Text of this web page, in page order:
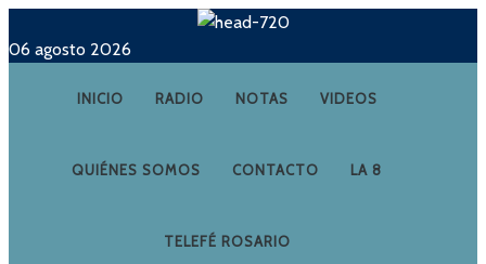
06 agosto 2026
INICIO RADIO NOTAS VIDEOS
QUIÉNES SOMOS CONTACTO LA 8
TELEFÉ ROSARIO